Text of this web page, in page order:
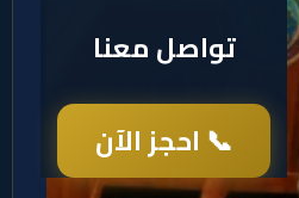
تواصل معنا
📞 احجز الآن